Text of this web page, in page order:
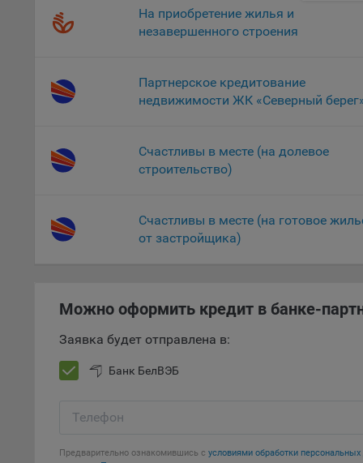
На приобретение жилья и
незавершенного строения
Партнерское кредитование
недвижимости ЖК «Северный
Счастливы в месте (на долевое
строительство)
Счастливы в месте (на готовое
от застройщика)
Можно оформить кредит в банке-
Заявка будет отправлена в:
Банк БелВЭБ
Телефон
Предварительно ознакомившись с условиями обработки